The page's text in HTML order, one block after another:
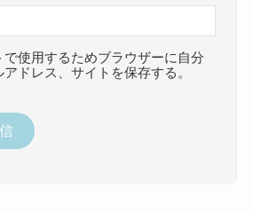
で使用するためブラウザーに自分
ドレス、サイトを保存する。